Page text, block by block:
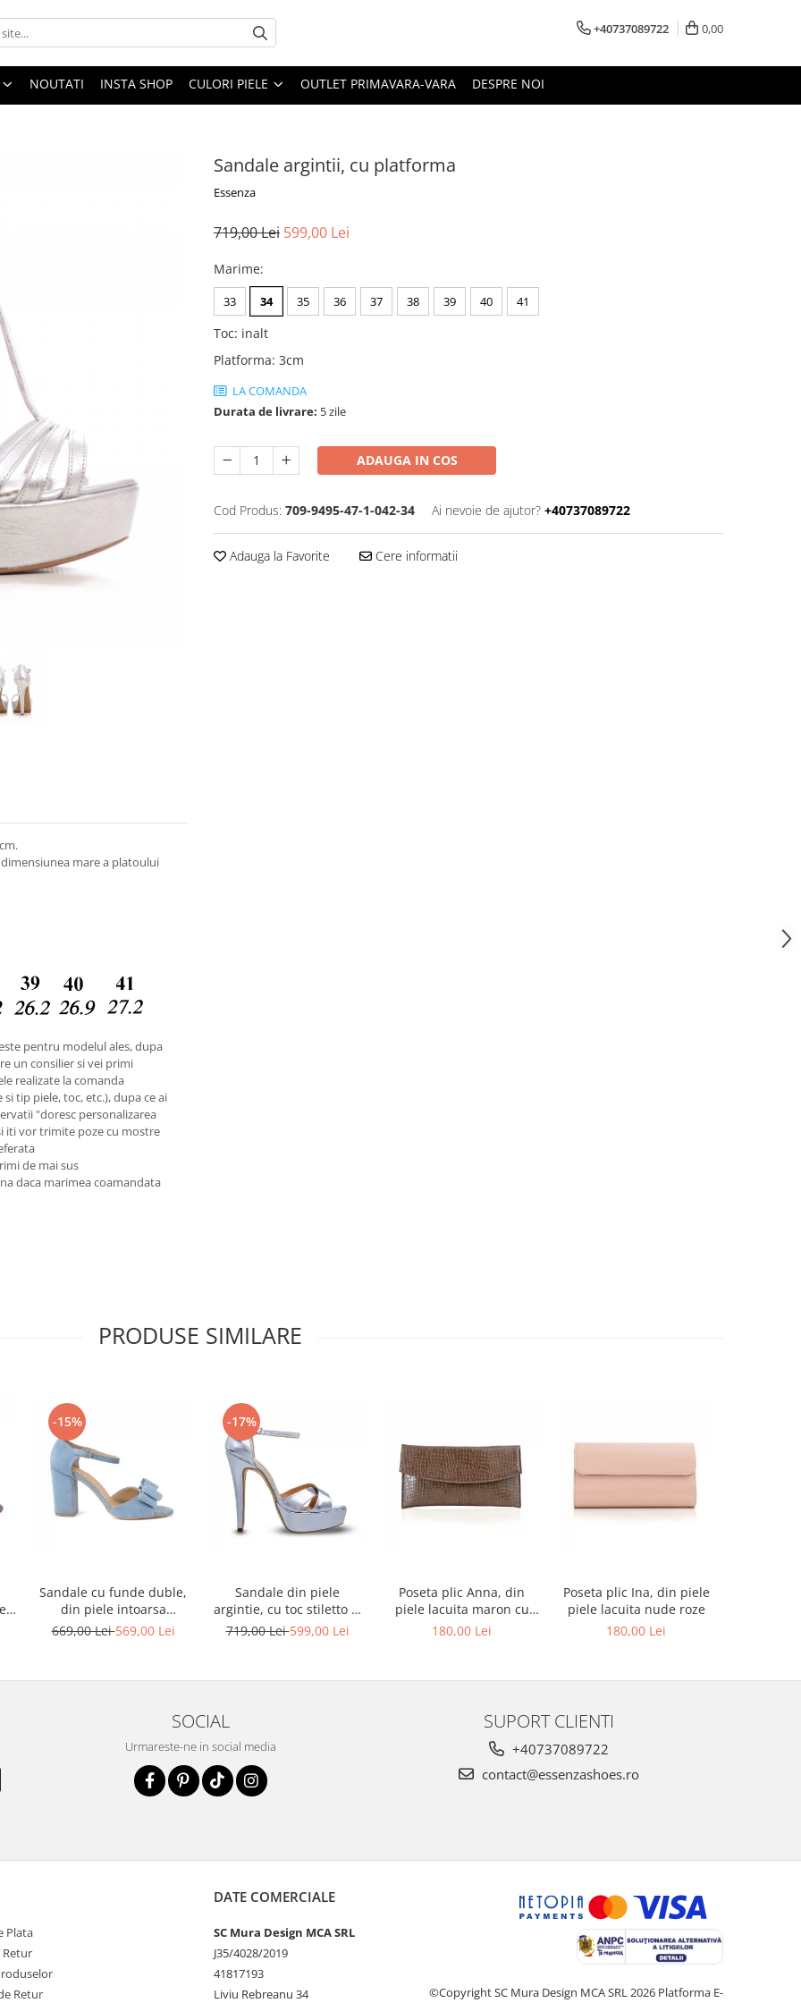
+40737089722 0,00
NOUTATI INSTA SHOP CULORI PIELE OUTLET PRIMAVARA-VARA DESPRE NOI
Sandale argintii, cu platforma
Essenza
719,00 Lei 599,00 Lei
Marime:
33 34 35 36 37 38 39 40 41
Toc: inalt
Platforma: 3cm
LA COMANDA
Durata de livrare: 5 zile
ADAUGA IN COS
Cod Produs: 709-9495-47-1-042-34 Ai nevoie de ajutor? +40737089722
Adauga la Favorite Cere informatii
mare a platoului
pentru modelul ales, dupa
un consilier si vei primi
realizate la comanda
tip piele, toc, etc.), dupa ce ai
"doresc personalizarea
iti vor trimite poze cu mostre
de mai sus
daca marimea coamandata
PRODUSE SIMILARE
-15%
Sandale cu funde duble,
din piele intoarsa
albastru deschis
669,00 Lei569,00 Lei
-17%
Sandale din piele
argintie, cu toc stiletto si
platforma
719,00 Lei599,00 Lei
Poseta plic Anna, din
piele lacuita maron cu
textura croco
180,00 Lei
Poseta plic Ina, din piele
piele lacuita nude roze
180,00 Lei
SOCIAL
Urmareste-ne in social media
SUPORT CLIENTI
+40737089722
contact@essenzashoes.ro
Plata
Retur
Retur
DATE COMERCIALE
SC Mura Design MCA SRL
J35/4028/2019
41817193
Liviu Rebreanu 34
©Copyright SC Mura Design MCA SRL 2026 Platforma E-